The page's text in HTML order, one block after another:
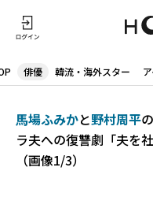
俳優 韓流・海外スター
馬場ふみかと野村周平
ラ夫への復讐劇「夫を
（画像1/3）